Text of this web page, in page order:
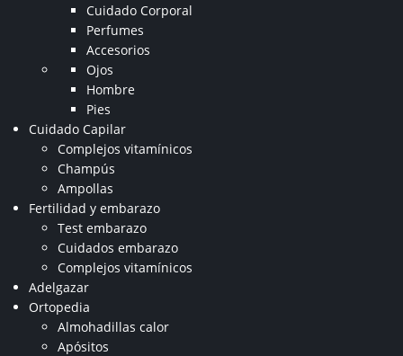
Cuidado Corporal
Perfumes
Accesorios
Ojos
Hombre
Pies
Cuidado Capilar
Complejos vitamínicos
Champús
Ampollas
Fertilidad y embarazo
Test embarazo
Cuidados embarazo
Complejos vitamínicos
Adelgazar
Ortopedia
Almohadillas calor
Apósitos